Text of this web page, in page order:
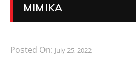
MIMIKA
Posted On: July 25, 2022